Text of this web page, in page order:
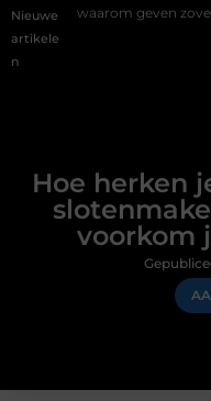
Nieuwe
artikele
n
zoveel mensen en wat
Hoe herken
voorkom